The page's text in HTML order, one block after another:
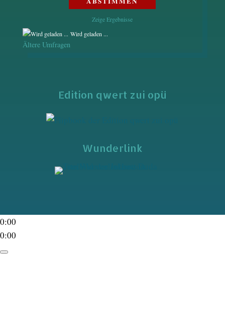
Zeige Ergebnisse
Wird geladen ...
Ältere Umfragen
Edition qwert zui opü
Wunderlink
0:00
0:00